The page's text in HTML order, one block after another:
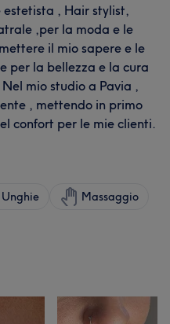
estetista , Hair stylist,
,per la moda e le
il mio sapere e le
per la bellezza e la cura
mio studio a Pavia ,
, mettendo in primo
confort per le mie clienti.
Unghie Massaggio